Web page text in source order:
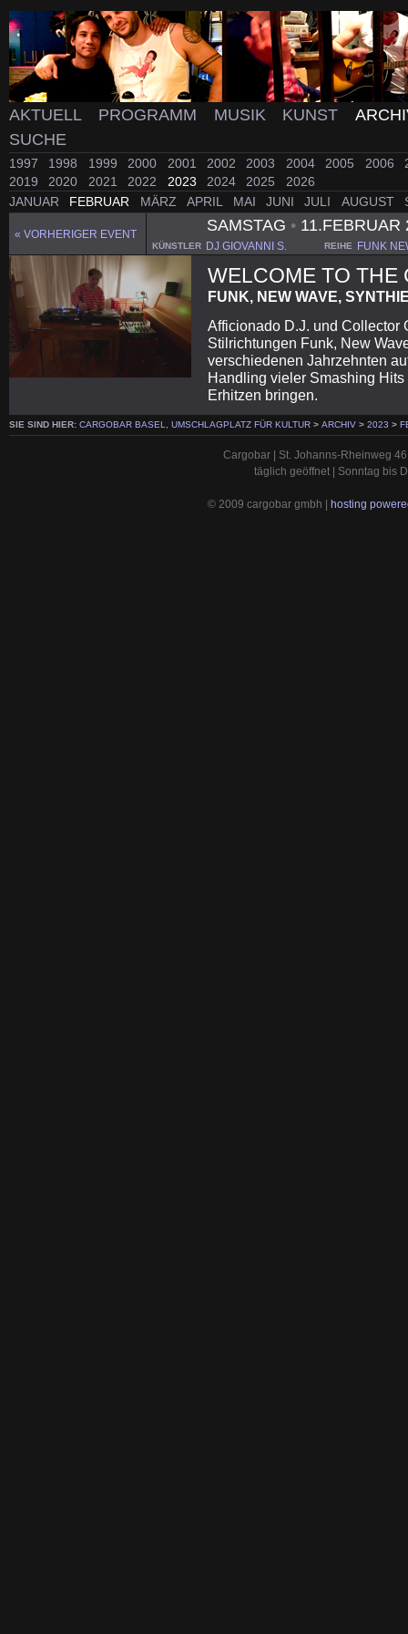
AKTUELL PROGRAMM MUSIK KUNST
SUCHE
1997 1998 1999 2000 2001 2002 2003 2004 2005 2006
2019
2020 2021 2022 2023 2024 2025
2026
JANUAR
FEBRUAR MÄRZ APRIL MAI JUNI JULI AUGUST
« VORHERIGER EVENT
SAMSTAG •11.FEBRUAR
KÜNSTLER DJ GIOVANNI S. REIHE FUNK
WELCOME TO THE
FUNK, NEW WAVE,
Afficionado D.J. und Collector
Stilrichtungen Funk, New
verschiedenen Jahrzehnten
Handling vieler Smashing
Erhitzen bringen.
SIE SIND HIER: CARGOBAR BASEL, UMSCHLAGPLATZ FÜR KULTUR > ARCHIV > 2023 >
Cargobar | St. Johanns-Rheinweg
täglich geöffnet | Sonntag bis
© 2009 cargobar gmbh | hosting